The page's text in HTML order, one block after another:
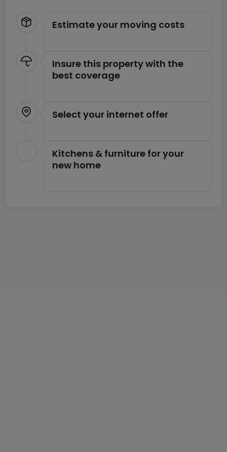
Estimate your moving costs
Insure this property with the
best coverage
Select your internet offer
Kitchens & furniture for your
new home